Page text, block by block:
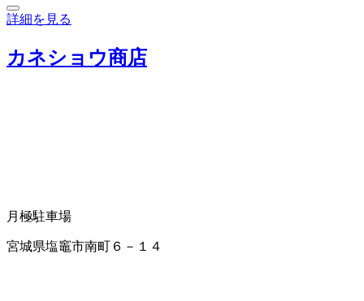
詳細を見る
カネショウ商店
月極駐車場
宮城県塩竈市南町６－１４